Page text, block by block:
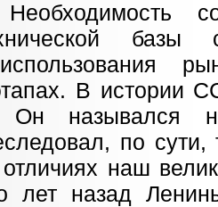
Необходимость
базы
В истории
назывался
по
наш
лет назад